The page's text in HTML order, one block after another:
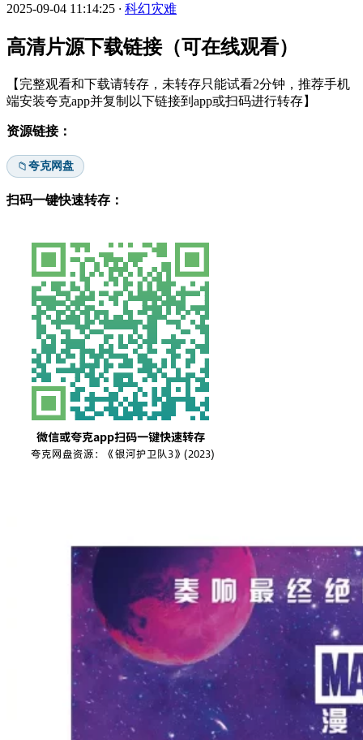
2025-09-04 11:14:25 · 科幻灾难
高清片源下载链接（可在线观看）
【完整观看和下载请转存，未转存只能试看2分钟，推荐手机
端安装夸克app并复制以下链接到app或扫码进行转存】
资源链接：
📁夸克网盘
扫码一键快速转存：